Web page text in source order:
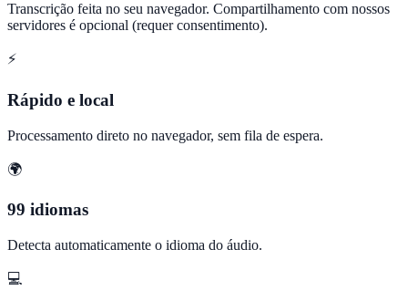
Transcrição feita no seu navegador. Compartilhamento com nossos
servidores é opcional (requer consentimento).
⚡
Rápido e local
Processamento direto no navegador, sem fila de espera.
🌍
99 idiomas
Detecta automaticamente o idioma do áudio.
💻